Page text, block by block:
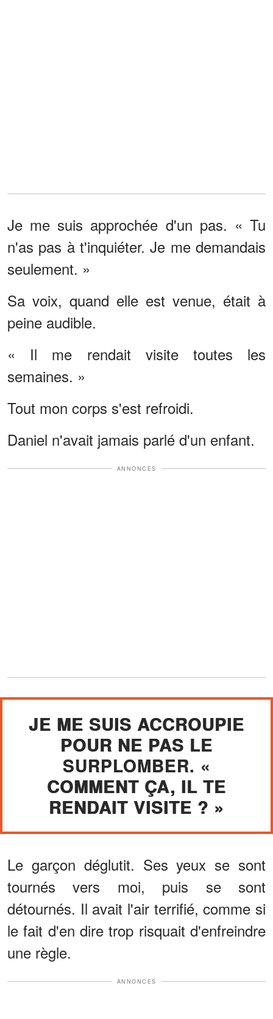
Je me suis approchée d'un pas. « Tu
n'as pas à t'inquiéter. Je me demandais
seulement. »
Sa voix, quand elle est venue, était à
peine audible.
« Il me rendait visite toutes les
semaines. »
Tout mon corps s'est refroidi.
Daniel n'avait jamais parlé d'un enfant.
ANNONCES
JE ME SUIS ACCROUPIE
POUR NE PAS LE
SURPLOMBER. «
COMMENT ÇA, IL TE
RENDAIT VISITE ? »
Le garçon déglutit. Ses yeux se sont
tournés vers moi, puis se sont
détournés. Il avait l'air terrifié, comme si
le fait d'en dire trop risquait d'enfreindre
une règle.
ANNONCES